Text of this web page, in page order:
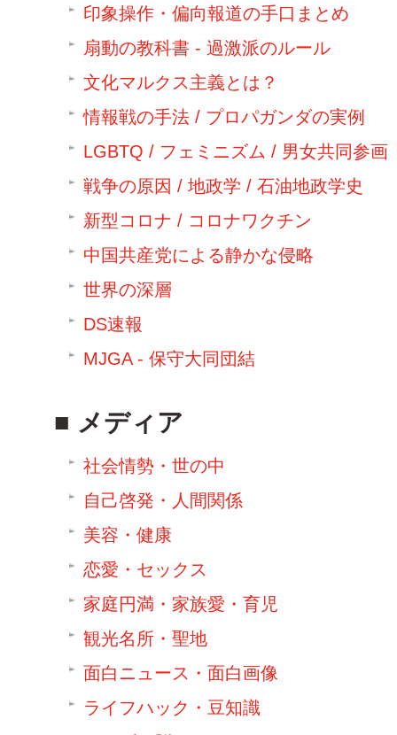
印象操作・偏向報道の手口まとめ
扇動の教科書 - 過激派のルール
文化マルクス主義とは？
情報戦の手法 / プロパガンダの実例
LGBTQ / フェミニズム / 男女共同参画
戦争の原因 / 地政学 / 石油地政学史
新型コロナ / コロナワクチン
中国共産党による静かな侵略
世界の深層
DS速報
MJGA - 保守大同団結
メディア
社会情勢・世の中
自己啓発・人間関係
美容・健康
恋愛・セックス
家庭円満・家族愛・育児
観光名所・聖地
面白ニュース・面白画像
ライフハック・豆知識